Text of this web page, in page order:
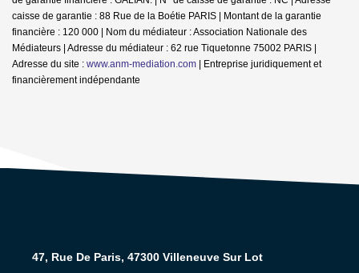
caisse de garantie : 88 Rue de la Boétie PARIS | Montant de la garantie
financière : 120 000 | Nom du médiateur : Association Nationale des
Médiateurs | Adresse du médiateur : 62 rue Tiquetonne 75002 PARIS |
Adresse du site : www.anm-mediation.com | Entreprise juridiquement et
financièrement indépendante
47, Rue De Paris, 47300 Villeneuve Sur Lot